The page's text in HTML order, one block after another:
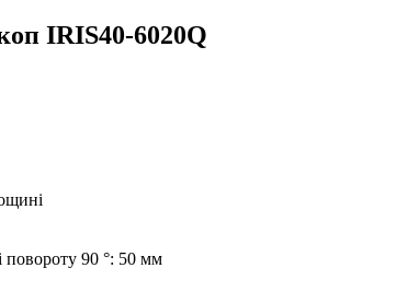
IRIS40-6020Q
повороту 90 °: 50 мм